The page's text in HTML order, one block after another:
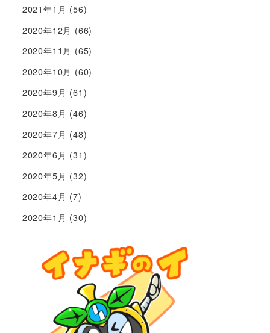
2021年1月 (56)
2020年12月 (66)
2020年11月 (65)
2020年10月 (60)
2020年9月 (61)
2020年8月 (46)
2020年7月 (48)
2020年6月 (31)
2020年5月 (32)
2020年4月 (7)
2020年1月 (30)